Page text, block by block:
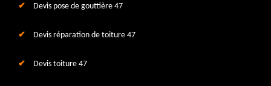
Devis pose de gouttière 47
Devis réparation de toiture 47
Devis toiture 47